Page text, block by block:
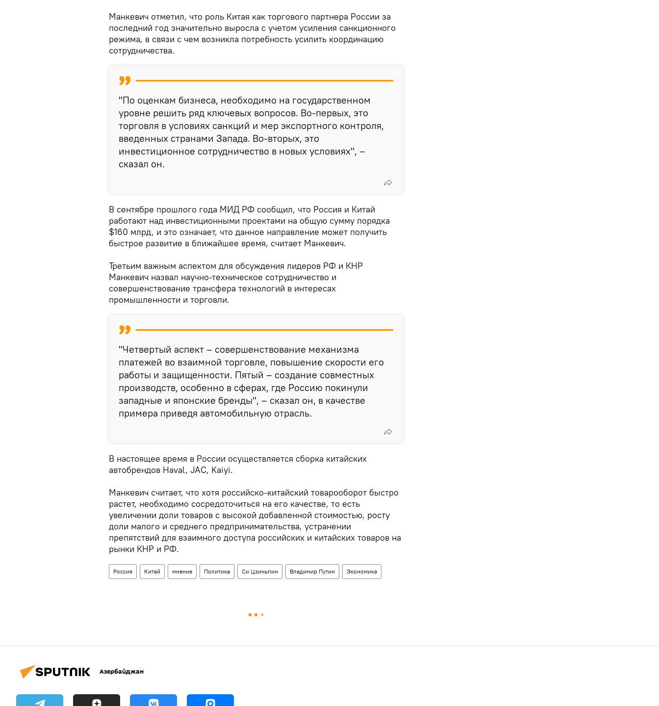
Манкевич отметил, что роль Китая как торгового партнера России за
последний год значительно выросла с учетом усиления санкционного
режима, в связи с чем возникла потребность усилить координацию
сотрудничества.
"По оценкам бизнеса, необходимо на государственном
уровне решить ряд ключевых вопросов. Во-первых, это
торговля в условиях санкций и мер экспортного контроля,
введенных странами Запада. Во-вторых, это
инвестиционное сотрудничество в новых условиях", –
сказал он.
В сентябре прошлого года МИД РФ сообщил, что Россия и Китай
работают над инвестиционными проектами на общую сумму порядка
$160 млрд, и это означает, что данное направление может получить
быстрое развитие в ближайшее время, считает Манкевич.
Третьим важным аспектом для обсуждения лидеров РФ и КНР
Манкевич назвал научно-техническое сотрудничество и
совершенствование трансфера технологий в интересах
промышленности и торговли.
"Четвертый аспект – совершенствование механизма
платежей во взаимной торговле, повышение скорости его
работы и защищенности. Пятый – создание совместных
производств, особенно в сферах, где Россию покинули
западные и японские бренды", – сказал он, в качестве
примера приведя автомобильную отрасль.
В настоящее время в России осуществляется сборка китайских
автобрендов Haval, JAC, Kaiyi.
Манкевич считает, что хотя российско-китайский товарооборот быстро
растет, необходимо сосредоточиться на его качестве, то есть
увеличении доли товаров с высокой добавленной стоимостью, росту
доли малого и среднего предпринимательства, устранении
препятствий для взаимного доступа российских и китайских товаров на
рынки КНР и РФ.
Россия Китай мнение Политика Си Цзиньпин Владимир Путин Экономика
Азербайджан